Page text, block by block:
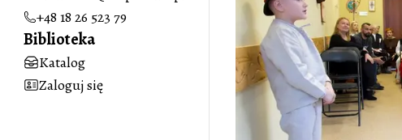
+48 18 26 523 79
Biblioteka
Katalog
Zaloguj się